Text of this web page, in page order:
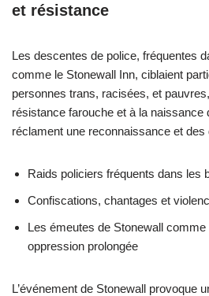
et résistance
Les descentes de police, fréquentes
comme le Stonewall Inn, ciblaient
personnes trans, racisées, et
résistance farouche et à la naissance
réclament une reconnaissance et
Raids policiers fréquents dans les
Confiscations, chantages et
Les émeutes de Stonewall
oppression prolongée
L’événement de Stonewall provoque